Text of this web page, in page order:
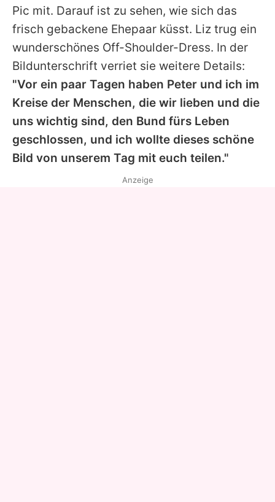
Pic mit. Darauf ist zu sehen, wie sich das
frisch gebackene Ehepaar küsst. Liz trug ein
wunderschönes Off-Shoulder-Dress. In der
Bildunterschrift verriet sie weitere Details:
"Vor ein paar Tagen haben Peter und ich im
Kreise der Menschen, die wir lieben und die
uns wichtig sind, den Bund fürs Leben
geschlossen, und ich wollte dieses schöne
Bild von unserem Tag mit euch teilen."
Anzeige